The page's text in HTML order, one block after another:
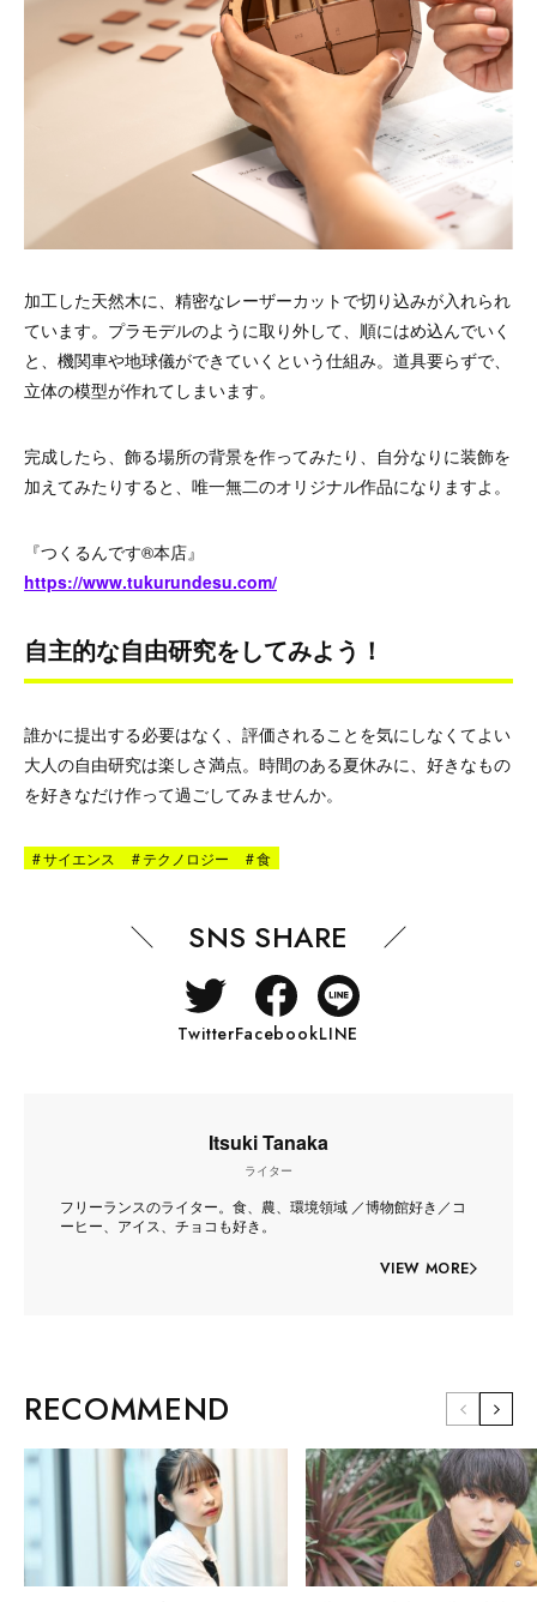
加工した天然木に、精密なレーザーカットで切り込みが入れられ
ています。プラモデルのように取り外して、順にはめ込んでいく
と、機関車や地球儀ができていくという仕組み。道具要らずで、
立体の模型が作れてしまいます。
完成したら、飾る場所の背景を作ってみたり、自分なりに装飾を
加えてみたりすると、唯一無二のオリジナル作品になりますよ。
『つくるんです®本店』
https://www.tukurundesu.com/
自主的な自由研究をしてみよう！
誰かに提出する必要はなく、評価されることを気にしなくてよい
大人の自由研究は楽しさ満点。時間のある夏休みに、好きなもの
を好きなだけ作って過ごしてみませんか。
#サイエンス #テクノロジー #食
SNS SHARE
TwitterFacebookLINE
Itsuki Tanaka
ライター
フリーランスのライター。食、農、環境領域 ／博物館好き／コ
ーヒー、アイス、チョコも好き。
VIEW MORE
RECOMMEND